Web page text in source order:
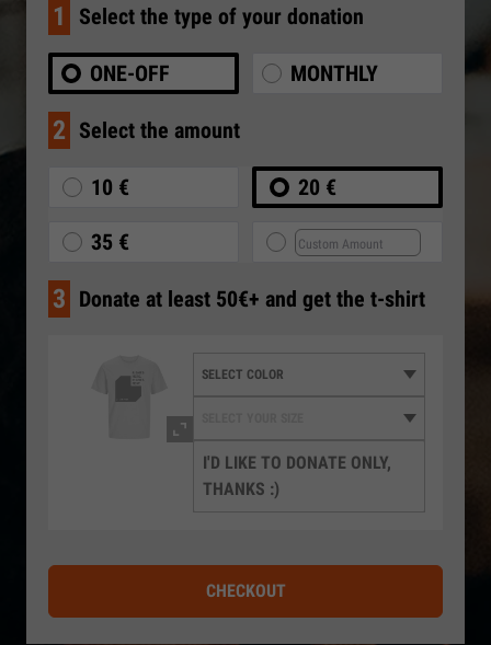
1 Select the type of your donation
ONE-OFF MONTHLY
2 Select the amount
10 € 20 €
35 €
3 Donate at least 50€+ and get the t-shirt
I'D LIKE TO DONATE ONLY,
THANKS :)
CHECKOUT